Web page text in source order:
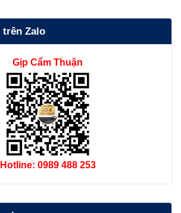
Zalo
Gịp Cẩm Thuận
Hotline: 0989 488 253